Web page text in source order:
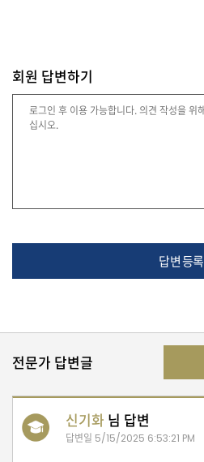
교
육
여
동
회원 답변하기
답변 등록
전문가 답변글
신기화 님 답변
답변일 5/15/2025 6:53:21 PM